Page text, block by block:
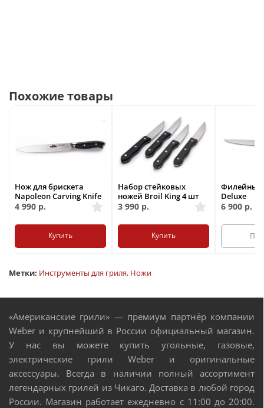
Похожие товары
Нож для брискета
Napoleon Carving Knife
4 990 р.
Купить
Набор стейковых
ножей Broil King 4 шт
3 990 р.
Купить
Филейный
Deluxe
6 900 р.
Под
Метки: Инструменты для гриля, Ножи
«Американские грили» — премиум партнёр компании
Weber и крупнейший в России официальный магазин.
У нас вы можете купить угольные, газовые,
электрические грили Weber и оригинальные
аксессуары. Всегда в наличии полный ассортимент
легендарных грилей из Чикаго. Доставка в любой город
России. Магазин работает ежедневно с 11:00 до 20:00.